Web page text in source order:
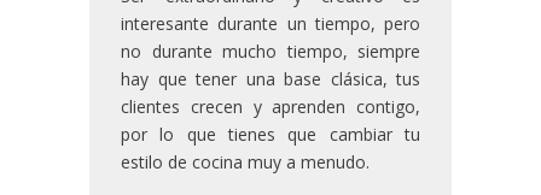
interesante durante un tiempo, pero
no durante mucho tiempo, siempre
hay que tener una base clásica, tus
clientes crecen y aprenden contigo,
por lo que tienes que cambiar tu
estilo de cocina muy a menudo.